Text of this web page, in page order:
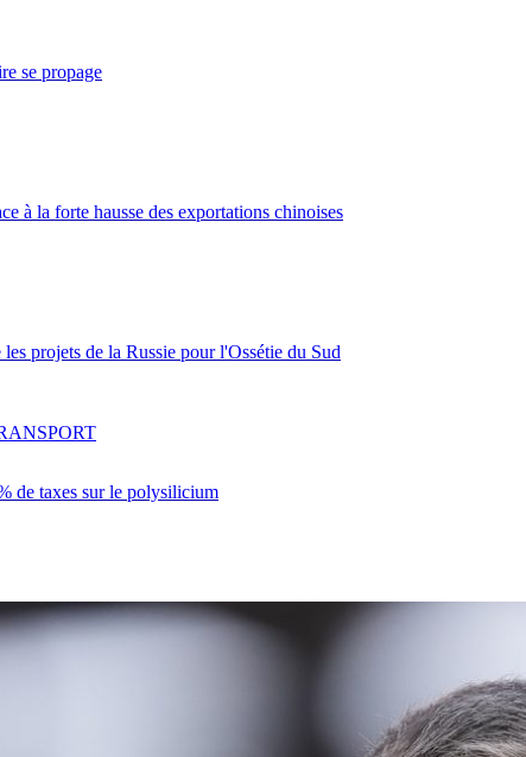
se propage
à la forte hausse des exportations chinoises
projets de la Russie pour l'Ossétie du Sud
de taxes sur le polysilicium